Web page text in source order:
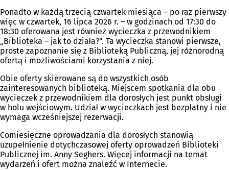
Ponadto w każdą trzecią czwartek miesiąca – po raz pierwszy
więc w czwartek, 16 lipca 2026 r. – w godzinach od 17:30 do
18:30 oferowana jest również wycieczka z przewodnikiem
„Biblioteka – jak to działa?”. Ta wycieczka stanowi pierwsze,
proste zapoznanie się z Biblioteką Publiczną, jej różnorodną
ofertą i możliwościami korzystania z niej.
Obie oferty skierowane są do wszystkich osób
zainteresowanych biblioteką. Miejscem spotkania dla obu
wycieczek z przewodnikiem dla dorosłych jest punkt obsługi
w holu wejściowym. Udział w wycieczkach jest bezpłatny i nie
wymaga wcześniejszej rezerwacji.
Comiesięczne oprowadzania dla dorosłych stanowią
uzupełnienie dotychczasowej oferty oprowadzeń Biblioteki
Publicznej im. Anny Seghers. Więcej informacji na temat
wydarzeń i ofert można znaleźć w Internecie.